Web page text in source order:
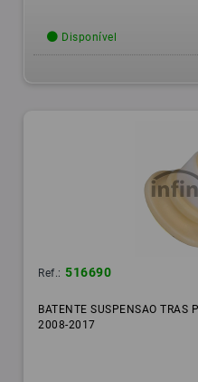
Disponível
Ref.: 516690
BATENTE SUSPENSAO TRAS
2008-2017